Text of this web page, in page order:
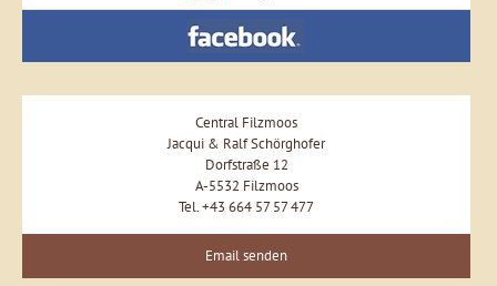
Central Filzmoos
Jacqui & Ralf Schörghofer
Dorfstraße 12
A-5532 Filzmoos
Tel. +43 664 57 57 477
Email senden